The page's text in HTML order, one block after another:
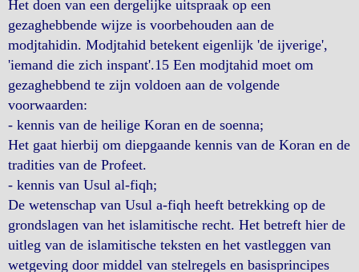
Het doen van een dergelijke uitspraak op een
gezaghebbende wijze is voorbehouden aan de
modjtahidin. Modjtahid betekent eigenlijk 'de ijverige',
'iemand die zich inspant'.15 Een modjtahid moet om
gezaghebbend te zijn voldoen aan de volgende
voorwaarden:
- kennis van de heilige Koran en de soenna;
Het gaat hierbij om diepgaande kennis van de Koran en de
tradities van de Profeet.
- kennis van Usul al-fiqh;
De wetenschap van Usul a-fiqh heeft betrekking op de
grondslagen van het islamitische recht. Het betreft hier de
uitleg van de islamitische teksten en het vastleggen van
wetgeving door middel van stelregels en basisprincipes